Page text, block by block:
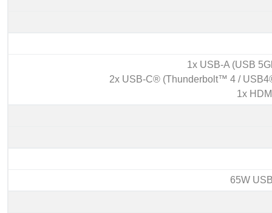
1x USB-A (USB
2x USB-C® (Thunderbolt™ 4 /
1x
65W